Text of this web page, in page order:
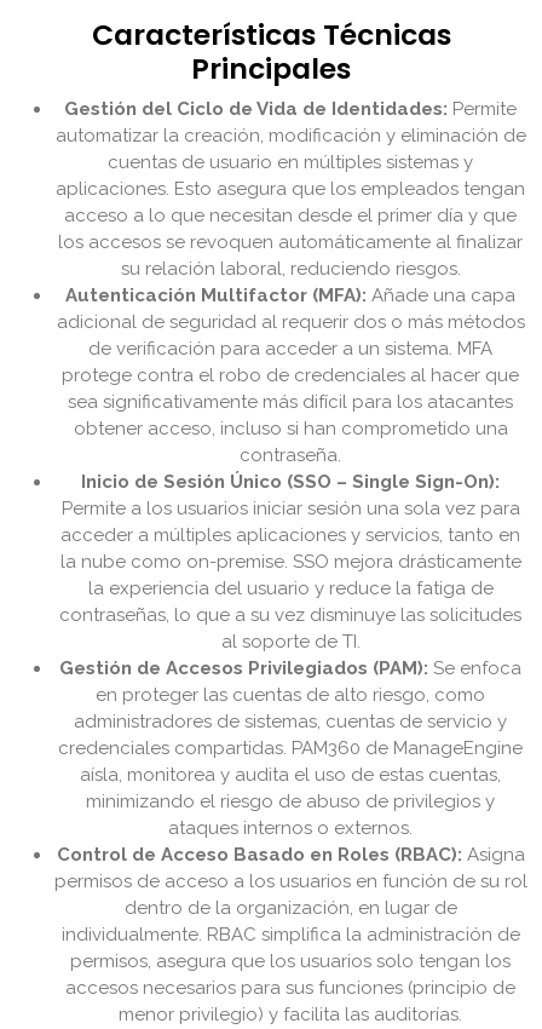
Características Técnicas
Principales
Gestión del Ciclo de Vida de Identidades: Permite
automatizar la creación, modificación y eliminación de
cuentas de usuario en múltiples sistemas y
aplicaciones. Esto asegura que los empleados tengan
acceso a lo que necesitan desde el primer día y que
los accesos se revoquen automáticamente al finalizar
su relación laboral, reduciendo riesgos.
Autenticación Multifactor (MFA): Añade una capa
adicional de seguridad al requerir dos o más métodos
de verificación para acceder a un sistema. MFA
protege contra el robo de credenciales al hacer que
sea significativamente más difícil para los atacantes
obtener acceso, incluso si han comprometido una
contraseña.
Inicio de Sesión Único (SSO – Single Sign-On):
Permite a los usuarios iniciar sesión una sola vez para
acceder a múltiples aplicaciones y servicios, tanto en
la nube como on-premise. SSO mejora drásticamente
la experiencia del usuario y reduce la fatiga de
contraseñas, lo que a su vez disminuye las solicitudes
al soporte de TI.
Gestión de Accesos Privilegiados (PAM): Se enfoca
en proteger las cuentas de alto riesgo, como
administradores de sistemas, cuentas de servicio y
credenciales compartidas. PAM360 de ManageEngine
aísla, monitorea y audita el uso de estas cuentas,
minimizando el riesgo de abuso de privilegios y
ataques internos o externos.
Control de Acceso Basado en Roles (RBAC): Asigna
permisos de acceso a los usuarios en función de su rol
dentro de la organización, en lugar de
individualmente. RBAC simplifica la administración de
permisos, asegura que los usuarios solo tengan los
accesos necesarios para sus funciones (principio de
menor privilegio) y facilita las auditorías.